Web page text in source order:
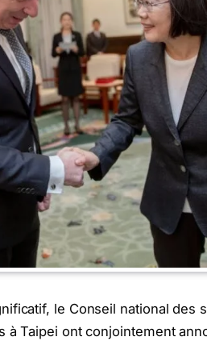
le Conseil national des
à Taipei ont conjointement